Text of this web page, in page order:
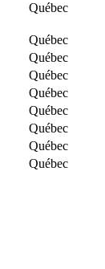
Québec
Québec
Québec
Québec
Québec
Québec
Québec
Québec
Québec